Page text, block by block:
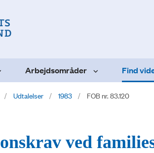
Arbejdsområder Find
Udtalelser 1983 FOB nr. 83.120
ved